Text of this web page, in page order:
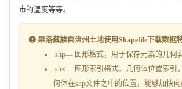
市的温度等等。
果洛藏族自治州土地使用Shapefile下载数据
.shp— 图形格式，用于保存元素的几何实
.shx— 图形索引格式。几何体位置索引
何体在shp文件之中的位置，能够加快